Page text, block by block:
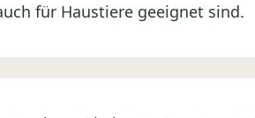
für Haustiere geeignet sind.